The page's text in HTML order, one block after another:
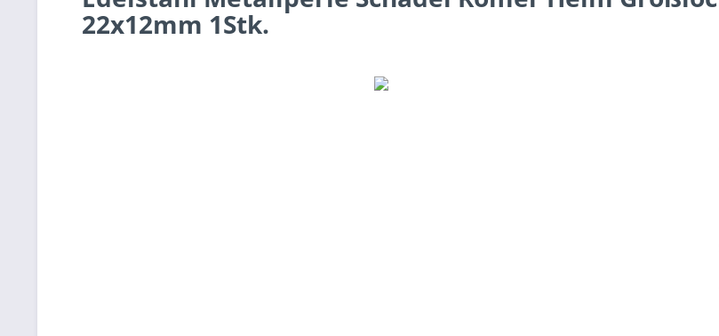
22x12mm 1Stk.